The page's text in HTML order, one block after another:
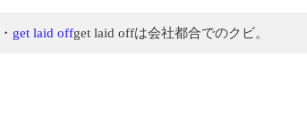
・ get laid offget laid offは会社都合でのクビ。